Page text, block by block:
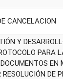
CANCELACION
Y
PARA
DE